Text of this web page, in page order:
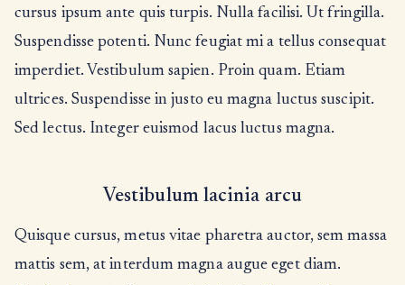
cursus ipsum ante quis turpis. Nulla facilisi. Ut fringilla.
Suspendisse potenti. Nunc feugiat mi a tellus consequat
imperdiet. Vestibulum sapien. Proin quam. Etiam
ultrices. Suspendisse in justo eu magna luctus suscipit.
Sed lectus. Integer euismod lacus luctus magna.
Vestibulum lacinia arcu
Quisque cursus, metus vitae pharetra auctor, sem massa
mattis sem, at interdum magna augue eget diam.